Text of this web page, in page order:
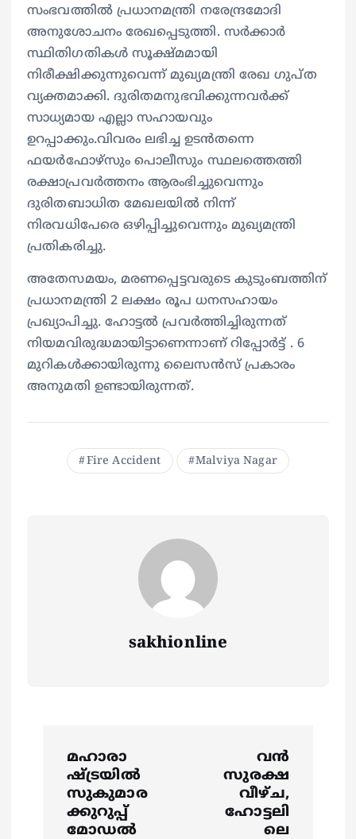
സംഭവത്തിൽ പ്രധാനമന്ത്രി നരേന്ദ്രമോദി
അനുശോചനം രേഖപ്പെടുത്തി. സർക്കാർ
സ്ഥിതിഗതികൾ സൂക്ഷ്മമായി
നിരീക്ഷിക്കുന്നുവെന്ന് മുഖ്യമന്ത്രി രേഖ ഗുപ്ത
വ്യക്തമാക്കി. ദുരിതമനുഭവിക്കുന്നവർക്ക്
സാധ്യമായ എല്ലാ സഹായവും
ഉറപ്പാക്കും.വിവരം ലഭിച്ച ഉടൻതന്നെ
ഫയർഫോഴ്സും പൊലീസും സ്ഥലത്തെത്തി
രക്ഷാപ്രവർത്തനം ആരംഭിച്ചുവെന്നും
ദുരിതബാധിത മേഖലയിൽ നിന്ന്
നിരവധിപേരെ ഒഴിപ്പിച്ചുവെന്നും മുഖ്യമന്ത്രി
പ്രതികരിച്ചു.
അതേസമയം, മരണപ്പെട്ടവരുടെ കുടുംബത്തിന്
പ്രധാനമന്ത്രി 2 ലക്ഷം രൂപ ധനസഹായം
പ്രഖ്യാപിച്ചു. ഹോട്ടൽ പ്രവർത്തിച്ചിരുന്നത്
നിയമവിരുദ്ധമായിട്ടാണെന്നാണ് റിപ്പോർട്ട് . 6
മുറികൾക്കായിരുന്നു ലൈസൻസ് പ്രകാരം
അനുമതി ഉണ്ടായിരുന്നത്.
Fire Accident Malviya Nagar
sakhionline
മഹാരാ
ഷ്ട്രയില്‍
സുകുമാര
ക്കുറുപ്പ്
മോഡല്‍
വൻ
സുരക്ഷ
വീഴ്ച,
ഹോട്ടലി
ലെ